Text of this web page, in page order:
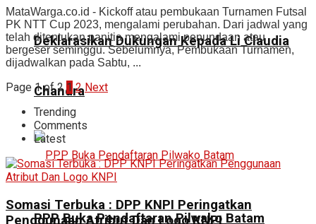
Deklarasikan Dukungan Kepada Li Claudia
Chandra
PPP Buka Pendaftaran Pilwako Batam
MataWarga.co.id - Kickoff atau pembukaan Turnamen Futsal
PK NTT Cup 2023, mengalami perubahan. Dari jadwal yang
telah ditentukan panitia mengalami penundaan atau
bergeser seminggu. Sebelumnya, Pembukaan Turnamen,
dijadwalkan pada Sabtu, ...
Page 1 of 2 1 2 Next
Trending
Comments
Latest
Somasi Terbuka : DPP KNPI Peringatkan
Penggunaan Atribut Dan Logo KNPI